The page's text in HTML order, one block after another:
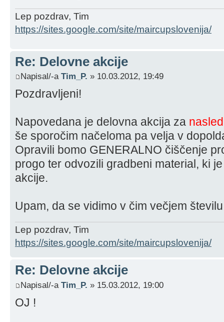
Lep pozdrav, Tim
https://sites.google.com/site/maircupslovenija/
Re: Delovne akcije
Napisal/-a Tim_P. » 10.03.2012, 19:49
Pozdravljeni!
Napovedana je delovna akcija za
še sporočim načeloma pa velja v
Opravili bomo GENERALNO čiščenje
progo ter odvozili gradbeni material, ki
akcije.
Upam, da se vidimo v čim večjem
Lep pozdrav, Tim
https://sites.google.com/site/maircupslovenija/
Re: Delovne akcije
Napisal/-a Tim_P. » 15.03.2012, 19:00
OJ !